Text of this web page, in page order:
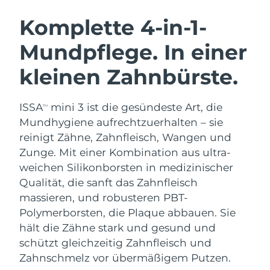
Komplette 4-in-1-
Mundpflege. In einer
kleinen Zahnbürste.
ISSATM
mini 3 ist die gesündeste Art, die
Mundhygiene aufrechtzuerhalten – sie
reinigt Zähne, Zahnfleisch, Wangen und
Zunge. Mit einer Kombination aus ultra-
weichen Silikonborsten in medizinischer
Qualität, die sanft das Zahnfleisch
massieren, und robusteren PBT-
Polymerborsten, die Plaque abbauen. Sie
hält die Zähne stark und gesund und
schützt gleichzeitig Zahnfleisch und
Zahnschmelz vor übermäßigem Putzen.
Gesichtsreinigung
Anti-aging massage
LUNA™ 4 Plus
Massage, LED heating
LUNA™ 4 Men
For men, anti-aging massage
Gesichtsstraffung
Microcurrent toning
BEAR™ 2 go
Microcurrent toning on-the-go
BEAR™ 2 eyes & lips
Microcurrent line smoothing device
Hydratisierung
UFO™ 3 Set
Deep facial hydration
UFO™ 3 LED
Near-infrared and red light therapy
device
Mundpflege
issa™ 4
Hybrid silicone sonic toothbrush
issa™ 4 plus
Smart hybrid silicone sonic toothbrush
FAQ™ ANTI-AGING-BEHANDLUNG
Anti-aging LED-Behandlungen
NEW
Österreich Erwartete Lieferung
Bahrain Erwartete Lieferung8/10/26
Belgien Erwartete Lieferung 8/9/26
Bermuda Erwartete Lieferung
Bosnien und
Herzegowina
Erwartete Lieferung8/12/26
Brunei Darussalam Erwartete Lieferung
Bulgarien Erwartete Lieferung8/9/26
Kanada Erwartete Lieferung